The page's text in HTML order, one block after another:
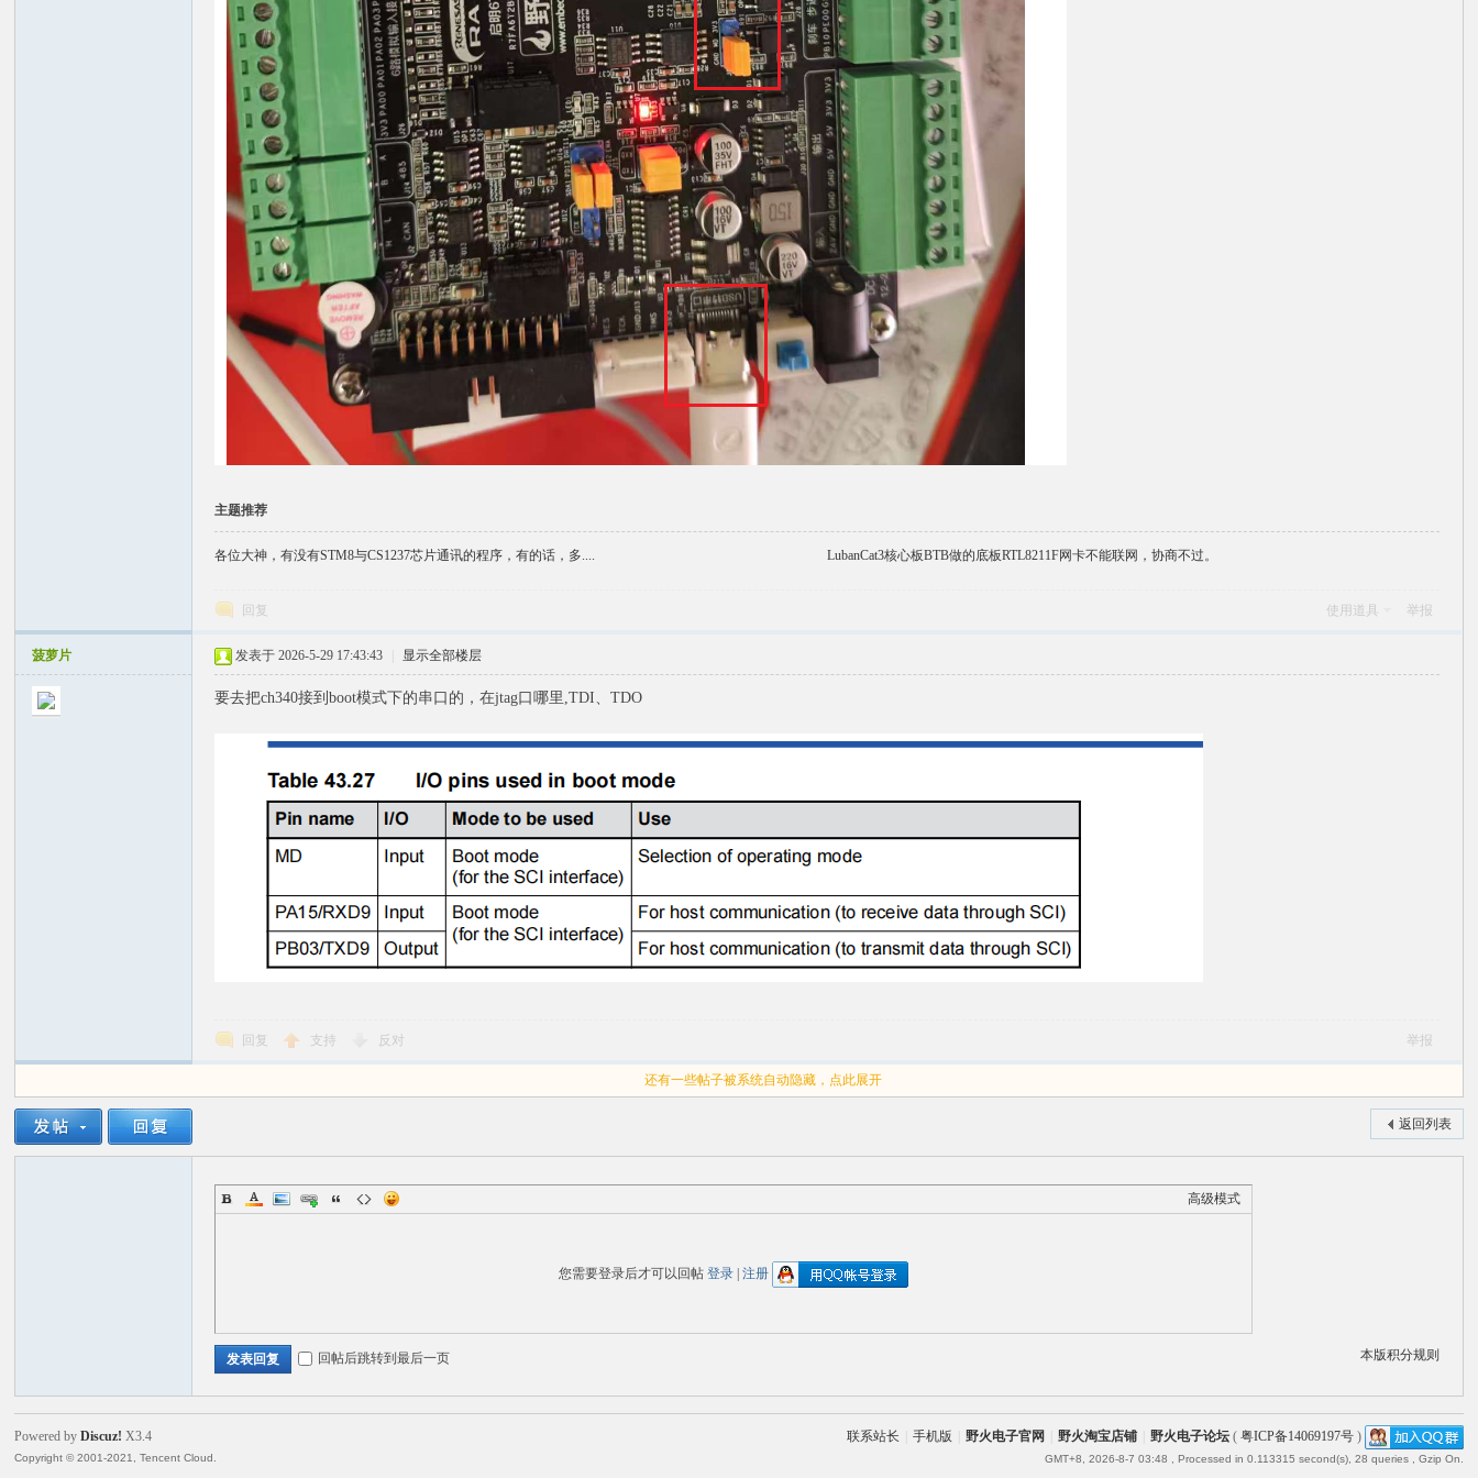
主题推荐
各位大神，有没有STM8与CS1237芯片通讯的程序，有的话，多.... LubanCat3核心板BTB做的底板RTL8211F网卡不能联网，协商不过。
回复 使用道具 举报
菠萝片 发表于 2026-5-29 17:43:43 显示全部楼层
要去把ch340接到boot模式下的串口的，在jtag口哪里,TDI、TDO
回复 支持 反对 举报
还有一些帖子被系统自动隐藏，点此展开
返回列表
高级模式
您需要登录后才可以回帖登录 |注册
本版积分规则
发表回复 回帖后跳转到最后一页
联系站长 手机版 野火电子官网 野火淘宝店铺 野火电子论坛( 粤ICP备14069197号)
GMT+8, 2026-8-7 03:48 , Processed in 0.113315 second(s), 28 queries , Gzip On.
Powered byDiscuz! X3.4
Copyright © 2001-2021, Tencent Cloud.